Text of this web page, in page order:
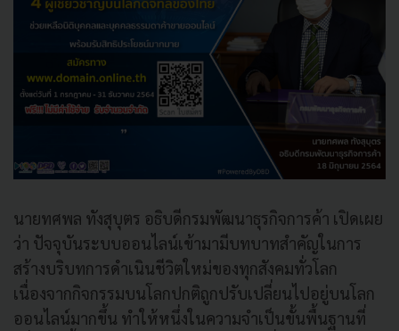
นายทศพล ทังสุบุตร อธิบดีกรมพัฒนาธุรกิจการค้า เปิดเผย
ว่า ปัจจุบันระบบออนไลน์เข้ามามีบทบาทสำคัญในการ
สร้างบริบทการดำเนินชีวิตใหม่ของทุกสังคมทั่วโลก
เนื่องจากกิจกรรมบนโลกปกติถูกปรับเปลี่ยนไปอยู่บนโลก
ออนไลน์มากขึ้น ทำให้หนึ่งในความจำเป็นขั้นพื้นฐานที่